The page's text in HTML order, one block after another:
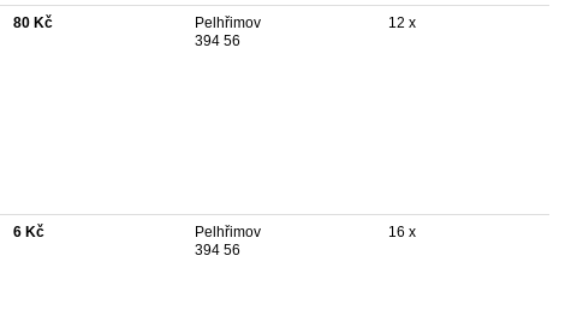
80 Kč
Pelhřimov
394 56
12 x
6 Kč
Pelhřimov
394 56
16 x